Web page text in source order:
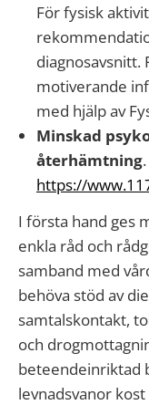
För fysisk
diagnosavsnitt.
motiverande
med hjälp av
Minskad
återhämtning
https://
I första hand ges
enkla råd och
samband med
behöva stöd av
samtalskontakt,
och
beteendeinriktad
levnadsvanor